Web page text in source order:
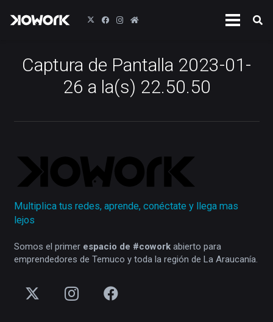
Captura de Pantalla 2023-01-
26 a la(s) 22.50.50
Multiplica tus redes, aprende, conéctate y llega mas
lejos
Somos el primer espacio de #coworkabierto para
emprendedores de Temuco y toda la región de La Araucanía.